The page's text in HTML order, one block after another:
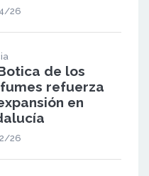
26
de los
refuerza
en
26